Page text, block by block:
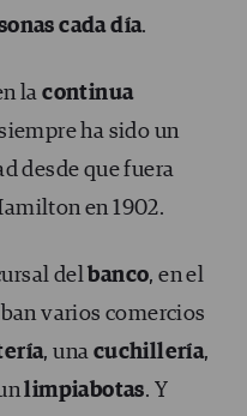
cada día.
lacontinua
ha sido un
desde que fuera
en 1902.
delbanco, en el
varios comercios
, una cuchillería,
limpiabotas. Y